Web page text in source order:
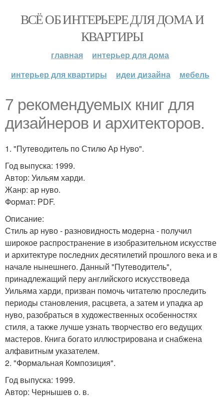
ВСЁ ОБ ИНТЕРЬЕРЕ ДЛЯ ДОМА И
КВАРТИРЫ
главная
интерьер для дома
интерьер для квартиры
идеи дизайна мебель
7 рекомендуемых книг для
дизайнеров и архитекторов.
1. "Путеводитель по Стилю Ар Нуво".
Год выпуска: 1999.
Автор: Уильям харди.
Жанр: ар нуво.
Формат: PDF.
Описание:
Стиль ар нуво - разновидность модерна - получил
широкое распространение в изобразительном искусстве
и архитектуре последних десятилетий прошлого века и в
начале нынешнего. Данный "Путеводитель",
принадлежащий перу английского искусствоведа
Уильяма харди, призван помочь читателю проследить
периоды становления, расцвета, а затем и упадка ар
нуво, разобраться в художественных особенностях
стиля, а также лучше узнать творчество его ведущих
мастеров. Книга богато иллюстрирована и снабжена
алфавитным указателем.
2. "Формальная Композиция".
Год выпуска: 1999.
Автор: Чернышев о. в.